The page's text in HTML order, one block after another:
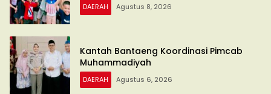
DAERAH Agustus 8, 2026
Kantah Bantaeng Koordinasi Pimcab
Muhammadiyah
DAERAH Agustus 6, 2026